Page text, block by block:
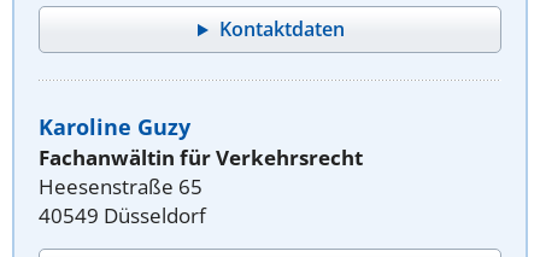
Kontaktdaten
Karoline Guzy
Fachanwältin für Verkehrsrecht
Heesenstraße 65
40549 Düsseldorf